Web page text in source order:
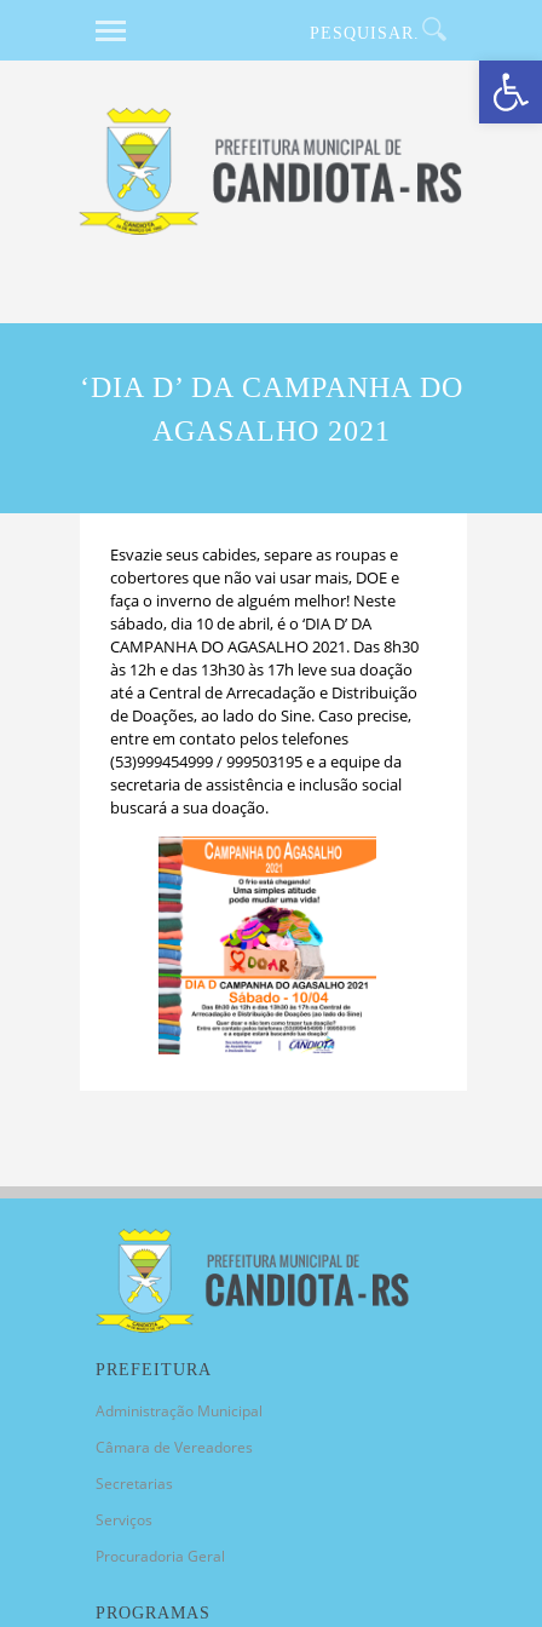
Barra de Ferramentas Aberta
‘DIA D’ DA CAMPANHA DO
AGASALHO 2021
Esvazie seus cabides, separe as roupas e
cobertores que não vai usar mais, DOE e
faça o inverno de alguém melhor! Neste
sábado, dia 10 de abril, é o ‘DIA D’ DA
CAMPANHA DO AGASALHO 2021. Das 8h30
às 12h e das 13h30 às 17h leve sua doação
até a Central de Arrecadação e Distribuição
de Doações, ao lado do Sine. Caso precise,
entre em contato pelos telefones
(53)999454999 / 999503195 e a equipe da
secretaria de assistência e inclusão social
buscará a sua doação.
PREFEITURA
Administração Municipal
Câmara de Vereadores
Secretarias
Serviços
Procuradoria Geral
PROGRAMAS